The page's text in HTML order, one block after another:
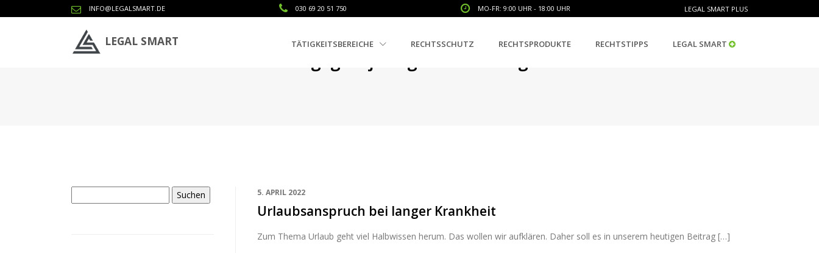
INFO@LEGALSMART.DE 030 69 20 51 750 MO-FR: 9:00 UHR - 18:00 UHR LEGAL SMART PLUS
LEGAL SMART TÄTIGKEITSBEREICHE RECHTSSCHUTZ RECHTSPRODUKTE RECHTSTIPPS LEGAL SMART
5. APRIL 2022
Urlaubsanspruch bei langer Krankheit
Zum Thema Urlaub geht viel Halbwissen herum. Das wollen wir aufklären. Daher soll es in unserem heutigen Beitrag […]
nach: